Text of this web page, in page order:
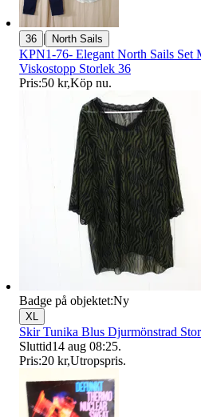
36 | North Sails
KPN1-76- Elegant North Sails Set
Viskostopp Storlek 36
Pris:50 kr,Köp nu.
Badge på objektet:Ny
XL
Skir Tunika Blus Djurmönstrad
Sluttid14 aug 08:25.
Pris:20 kr,Utropspris.